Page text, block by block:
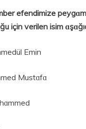
efendimize
için verilen isim
Emin
Mustɑfɑ